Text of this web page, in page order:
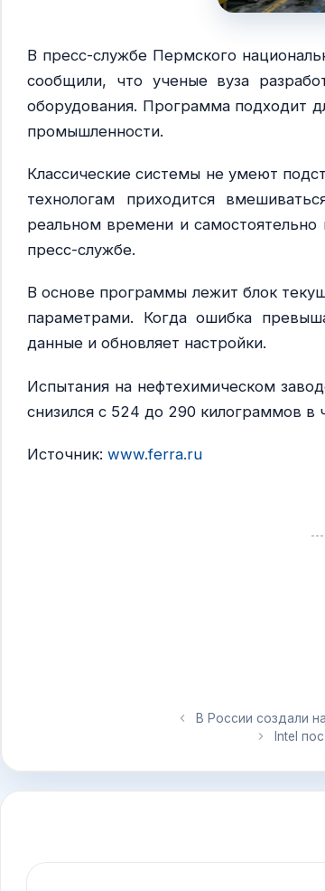
В пресс-службе Пермского
сообщили, что ученые вуза
оборудования. Программа подходит
промышленности.
Классические системы не умеют
технологам приходится
реальном времени и самостоятельно
пресс-службе.
В основе программы лежит блок
параметрами. Когда ошибка
данные и обновляет настройки.
Испытания на нефтехимическом
снизился с 524 до 290 килограммов в
Источник: www.ferra.ru
В России создали
Intel